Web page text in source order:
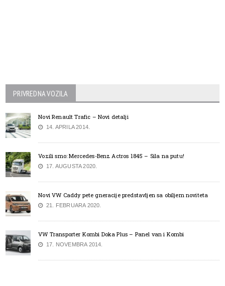
PRIVREDNA VOZILA
Novi Renault Trafic – Novi detalji
14. APRILA 2014.
Vozili smo: Mercedes-Benz Actros 1845 – Sila na putu!
17. AUGUSTA 2020.
Novi VW Caddy pete gneracije predstavljen sa obiljem noviteta
21. FEBRUARA 2020.
VW Transporter Kombi Doka Plus – Panel van i Kombi
17. NOVEMBRA 2014.